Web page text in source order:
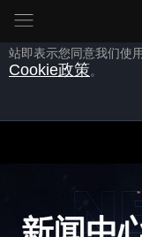
为向您提供良好的网站
，以作为
站即表示您同意我们使
Cookie政策。